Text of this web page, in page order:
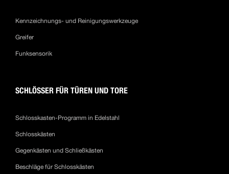
Kennzeichnungs- und Reinigungswerkzeuge
Greifer
Funksensorik
SCHLÖSSER FÜR TÜREN UND TORE
Schlosskasten-Programm in Edelstahl
Schlosskästen
Gegenkästen und Schließkästen
Beschläge für Schlosskästen